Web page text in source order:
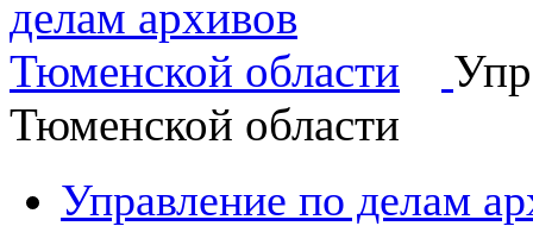
Тюменской области
Управление по делам